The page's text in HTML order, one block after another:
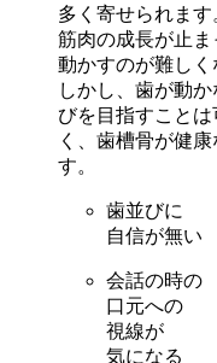
多く寄せられま
筋肉の成長が止
動かすのが難しく
しかし、歯が動
びを目指すこと
く、歯槽骨が健
す。
歯並びに
自信が無い
会話の時の
口元への
視線が
気になる